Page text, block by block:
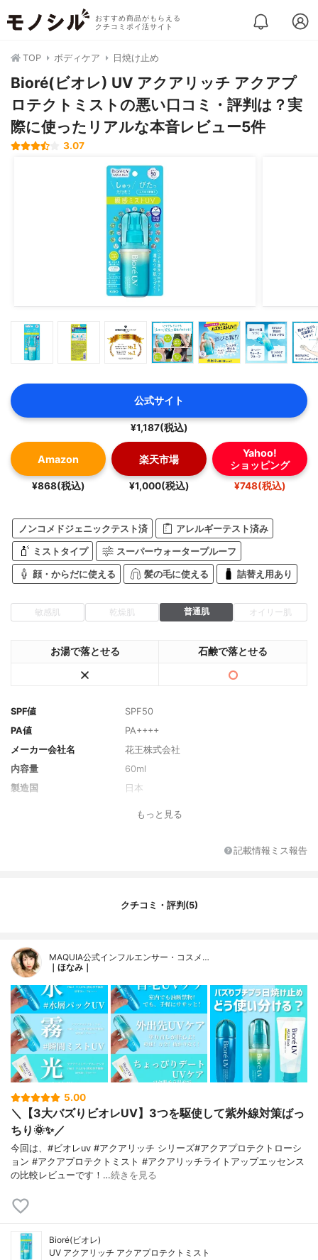
おすすめ商品がもらえる
クチコミポイ活サイト
TOP ボディケア 日焼け止め
Bioré(ビオレ) UV アクアリッチ アクアプ
ロテクトミストの悪い口コミ・評判は？実
際に使ったリアルな本音レビュー5件
3.07
公式サイト
¥1,187(税込)
Amazon
¥868(税込)
楽天市場
¥1,000(税込)
Yahoo!
ショッピング
¥748(税込)
ノンコメドジェニックテスト済 アレルギーテスト済み
ミストタイプ スーパーウォータープルーフ
顔・からだに使える 髪の毛に使える 詰替え用あり
敏感肌 乾燥肌 普通肌 オイリー肌
お湯で落とせる 石鹸で落とせる
SPF値
SPF50
PA値
PA++++
メーカー会社名
花王株式会社
内容量
60ml
製造国
日本
みずみずしいフレッシュシトラスの香り
エタノール、メトキシケイヒ酸エチルヘキ
香酸ヘキシル、エチルヘキシルトリアゾ
ン、ポリシリコーン－１５、トリメチルシ
エチルヘキサノイルグルタミド、ポリシリ
クワラン、ＢＨＴ、香料
もっと見る
記載情報ミス報告
クチコミ・評判(5)
MAQUIA公式インフルエンサー・コスメ…
｜ほなみ｜
5.00
＼【3大バズりビオレUV】3つを駆使して紫外線対策ばっ
ちり🌞✨／
今回は、#ビオレuv #アクアリッチ シリーズ#アクアプロテクトローシ
ョン #アクアプロテクトミスト #アクアリッチライトアップエッセンス
の比較レビューです！…続きを見る
Bioré(ビオレ)
UV アクアリッチ アクアプロテクトミスト